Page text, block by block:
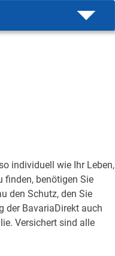
individuell wie Ihr Leben,
finden, benötigen Sie
den Schutz, den Sie
der BavariaDirekt auch
Versichert sind alle